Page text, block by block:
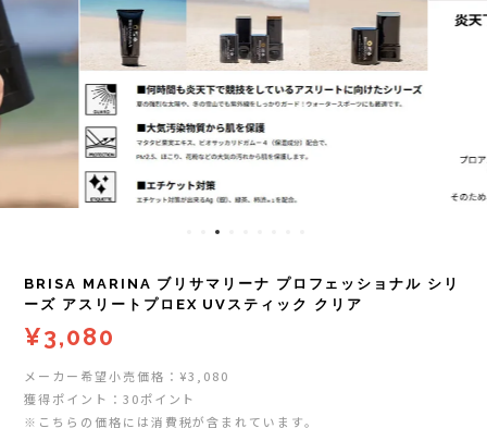
サングラス
ボトル・携帯カップ
ストックポール
HoneyAction(ハニーアクション)
KODA(コーダ)
Mag-on(マグオン)
MEDALIST(メダリスト)
PUREPALA(ピュアパラ)
SAMURAI GEL(サムライジェル)
Columbia・Montrail(コロンビア・モント
COMPRESSPORT(コンプレスポーツ)
DYNAFIT(ディナフィット)
BRISA MARINA ブリサマリーナ プロフェッショナル シリ
ーズ アスリートプロEX UVスティック クリア
¥3,080
メーカー希望小売価格：¥3,080
獲得ポイント：30ポイント
※こちらの価格には消費税が含まれています。